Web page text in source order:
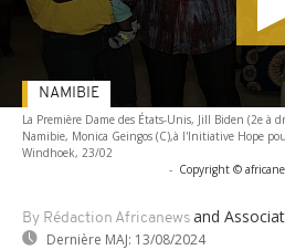
La Première Dame des États-Unis, Jill Biden (2e à
Namibie, Monica Geingos (C),à l'Initiative Hope
Windhoek, 23/02
- Copyright ©
By Rédaction Africanews and
Dernière MAJ: 13/08/2024
NAMIBIE